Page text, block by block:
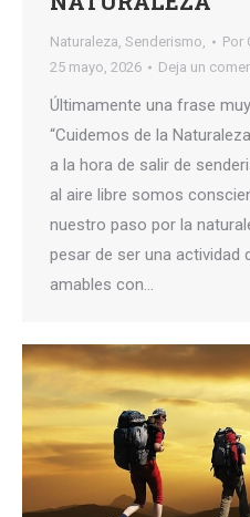
Naturaleza, Senderismo, Por
25 mayo, 2026
Deja un
Últimamente una frase
“Cuidemos de la
a la hora de salir de
al aire libre somos
nuestro paso por la
pesar de ser una actividad
amables con…